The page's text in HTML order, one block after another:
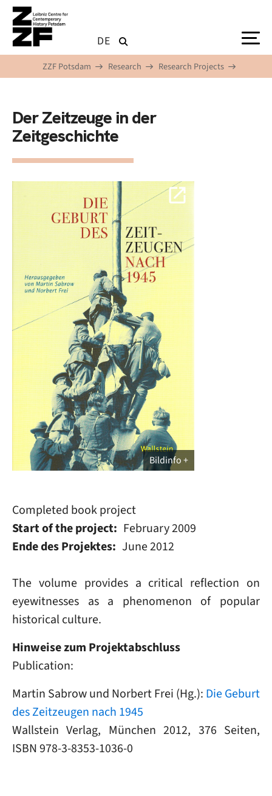
Skip to main content
DE
ZZF Potsdam Research Research Projects
Der Zeitzeuge in der
Zeitgeschichte
Bildinfo
Completed book project
Start of the project
February 2009
Ende des Projektes June 2012
The volume provides a critical reflection on
eyewitnesses as a phenomenon of popular
historical culture.
Hinweise zum Projektabschluss
Publication:
Martin Sabrow und Norbert Frei (Hg.): Die Geburt
des Zeitzeugen nach 1945
Wallstein Verlag, München 2012, 376 Seiten,
ISBN 978-3-8353-1036-0